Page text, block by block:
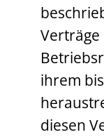
ihrem
diesen